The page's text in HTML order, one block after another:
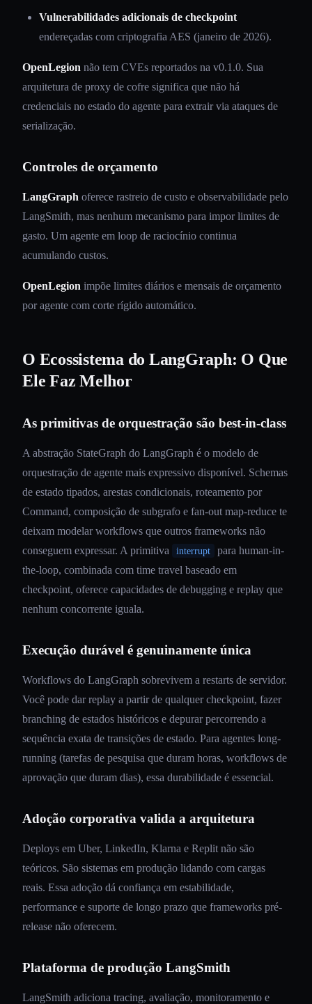
Vulnerabilidades adicionais de checkpoint
endereçadas com criptografia AES (janeiro de 2026).
OpenLegion não tem CVEs reportados na v0.1.0. Sua
arquitetura de proxy de cofre significa que não há
credenciais no estado do agente para extrair via ataques de
serialização.
Controles de orçamento
LangGraph oferece rastreio de custo e observabilidade pelo
LangSmith, mas nenhum mecanismo para impor limites de
gasto. Um agente em loop de raciocínio continua
acumulando custos.
OpenLegion impõe limites diários e mensais de orçamento
por agente com corte rígido automático.
O Ecossistema do LangGraph: O Que
Ele Faz Melhor
As primitivas de orquestração são best-in-class
A abstração StateGraph do LangGraph é o modelo de
orquestração de agente mais expressivo disponível. Schemas
de estado tipados, arestas condicionais, roteamento por
Command, composição de subgrafo e fan-out map-reduce te
deixam modelar workflows que outros frameworks não
conseguem expressar. A primitiva
interrupt
para human-in-
the-loop, combinada com time travel baseado em
checkpoint, oferece capacidades de debugging e replay que
nenhum concorrente iguala.
Execução durável é genuinamente única
Workflows do LangGraph sobrevivem a restarts de servidor.
Você pode dar replay a partir de qualquer checkpoint, fazer
branching de estados históricos e depurar percorrendo a
sequência exata de transições de estado. Para agentes long-
running (tarefas de pesquisa que duram horas, workflows de
aprovação que duram dias), essa durabilidade é essencial.
Adoção corporativa valida a arquitetura
Deploys em Uber, LinkedIn, Klarna e Replit não são
teóricos. São sistemas em produção lidando com cargas
reais. Essa adoção dá confiança em estabilidade,
performance e suporte de longo prazo que frameworks pré-
release não oferecem.
Plataforma de produção LangSmith
LangSmith adiciona tracing, avaliação, monitoramento e